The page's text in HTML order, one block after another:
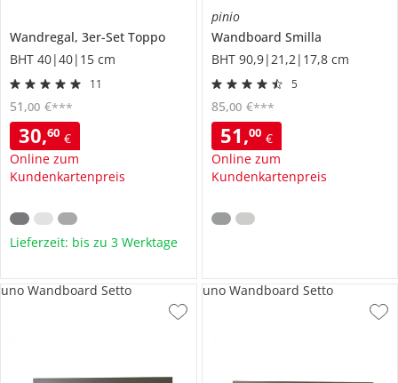
Wandregal, 3er-Set Toppo
BHT 40|40|15 cm
11
30,60 €
Online zum
Kundenkartenpreis
51 ,00 €***
Lieferzeit: bis zu 3 Werktage
pinio
Wandboard Smilla
BHT 90,9|21,2|17,8 cm
5
51,00 €
Online zum
Kundenkartenpreis
85,00 €***
uno Wandboard Setto uno Wandboard Setto